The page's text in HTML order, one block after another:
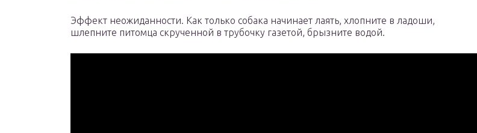
Эффект неожиданности. Как только собака начинает лаять, хлопните в ладоши,
шлепните питомца скрученной в трубочку газетой, брызните водой.